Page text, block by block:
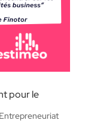
pour le
Entrepreneuriat